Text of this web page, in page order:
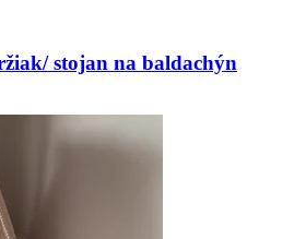
stojan na baldachýn